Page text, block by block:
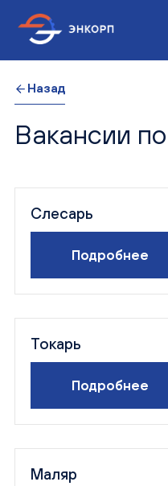
Назад
Вакансии
Слесарь
Подробнее
Токарь
Подробнее
Маляр